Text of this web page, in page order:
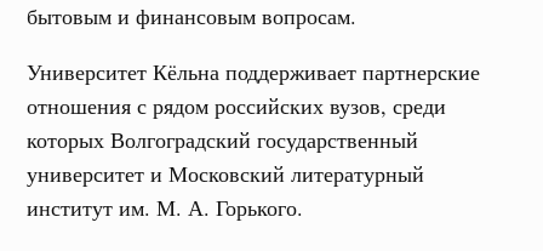
бытовым и финансовым вопросам.
Университет Кёльна поддерживает партнерские
отношения с рядом российских вузов, среди
которых Волгоградский государственный
университет и Московский литературный
институт им. М. А. Горького.